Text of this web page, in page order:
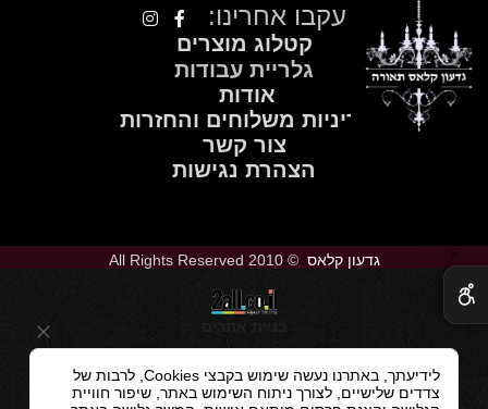
עקבו אחרינו:
קטלוג מוצרים
גלריית עבודות
אודות
מדיניות משלוחים והחזרות
צור קשר
הצהרת נגישות
גדעון קלאס© 2010 All Rights Reserved
לידיעתך, באתרנו נעשה שימוש בקבצי Cookies, לרבות של
צדדים שלישיים, לצורך ניתוח השימוש באתר, שיפור חוויית